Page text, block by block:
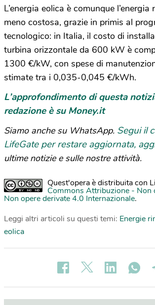
L’energia eolica è comunque l’energia
meno costosa, grazie in primis al
tecnologico: in Italia, il costo di
turbina orizzontale da 600 kW è
1300 €/kW, con spese di
stimate tra i 0,035-0,045 €/kWh.
L’approfondimento di questa
redazione è su Money.it
Siamo anche su WhatsApp. Segui il
LifeGate per restare aggiornata,
ultime notizie e sulle nostre attività.
Quest'opera è distribuita con
Commons Attribuzione - Non
Non opere derivate 4.0 Internazionale.
Leggi altri articoli su questi temi: Energie
eolica